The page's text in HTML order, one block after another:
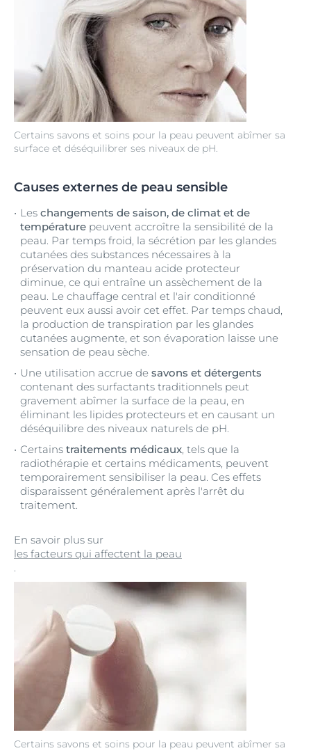
Certains savons et soins pour la peau peuvent abîmer sa
surface et déséquilibrer ses niveaux de pH.
Causes externes de peau sensible
Certains savons et soins pour la peau peuvent abîmer sa
Les changements de saison, de climat et de
température peuvent accroître la sensibilité de la
peau. Par temps froid, la sécrétion par les glandes
cutanées des substances nécessaires à la
préservation du manteau acide protecteur
diminue, ce qui entraîne un assèchement de la
peau. Le chauffage central et l'air conditionné
peuvent eux aussi avoir cet effet. Par temps chaud,
la production de transpiration par les glandes
cutanées augmente, et son évaporation laisse une
sensation de peau sèche.
Une utilisation accrue de savons et détergents
contenant des surfactants traditionnels peut
gravement abîmer la surface de la peau, en
éliminant les lipides protecteurs et en causant un
déséquilibre des niveaux naturels de pH.
Certains traitements médicaux , tels que la
radiothérapie et certains médicaments, peuvent
temporairement sensibiliser la peau. Ces effets
disparaissent généralement après l'arrêt du
traitement.
En savoir plus sur
les facteurs qui affectent la peau